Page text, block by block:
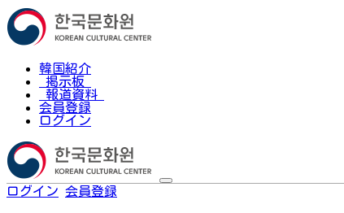
韓国紹介
掲示板
報道資料
会員登録
ログイン
ログイン 会員登録